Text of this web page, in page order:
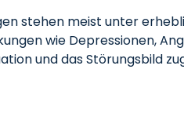
stehen meist unter
wie Depressionen,
und das Störungsbild